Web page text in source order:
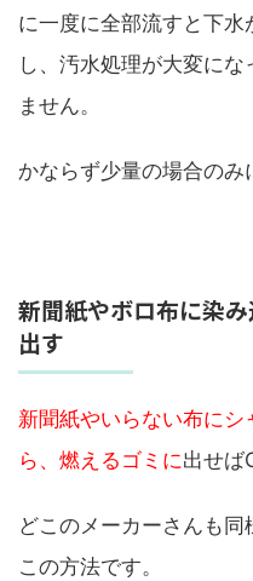
に一度に全部流すと下水
し、汚水処理が大変に
ません。
かならず少量の場合のみ
新聞紙やボロ布に染
出す
新聞紙やいらない布に
ら、燃えるゴミに出せば
どこのメーカーさんも同
この方法です。